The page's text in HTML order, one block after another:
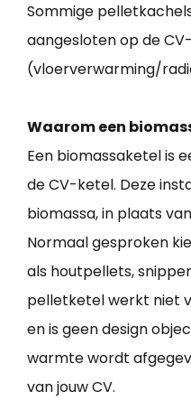
Sommige
aangesloten op de
(vloerverwarming/
Waarom een
Een biomassaketel is
de CV-ketel. Deze
biomassa, in plaats
Normaal gesproken
als houtpellets,
pelletketel werkt niet
en is geen design
warmte wordt
van jouw CV.